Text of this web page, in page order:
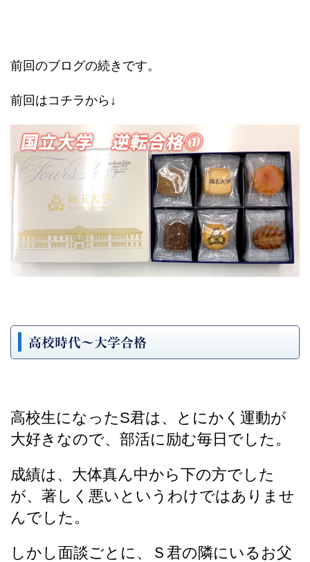
前回のブログの続きです。
前回はコチラから↓
高校時代～大学合格
高校生になったS君は、とにかく運動が
大好きなので、部活に励む毎日でした。
成績は、大体真ん中から下の方でした
が、著しく悪いというわけではありませ
んでした。
しかし面談ごとに、Ｓ君の隣にいるお父